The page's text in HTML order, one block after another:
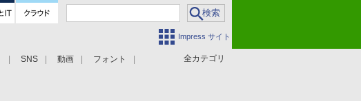
Impress サイト
全カテゴリ
SNS 動画 フォント